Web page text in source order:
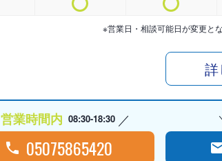
※営業日・相談可能日が変更と
詳
営業時間内 08:30-18:30
05075865420